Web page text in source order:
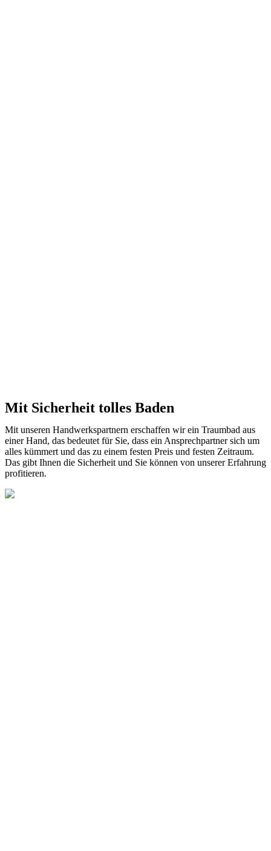
Mit Sicherheit tolles Baden
Mit unseren Handwerkspartnern erschaffen wir ein Traumbad aus
einer Hand, das bedeutet für Sie, dass ein Ansprechpartner sich um
alles kümmert und das zu einem festen Preis und festen Zeitraum.
Das gibt Ihnen die Sicherheit und Sie können von unserer Erfahrung
profitieren.